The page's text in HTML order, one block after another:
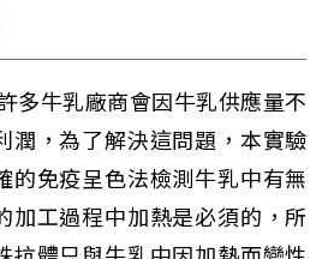
多牛乳廠商會因牛乳供應量不
潤，為了解決這問題，本實驗
的免疫呈色法檢測牛乳中有無
加工過程中加熱是必須的，所